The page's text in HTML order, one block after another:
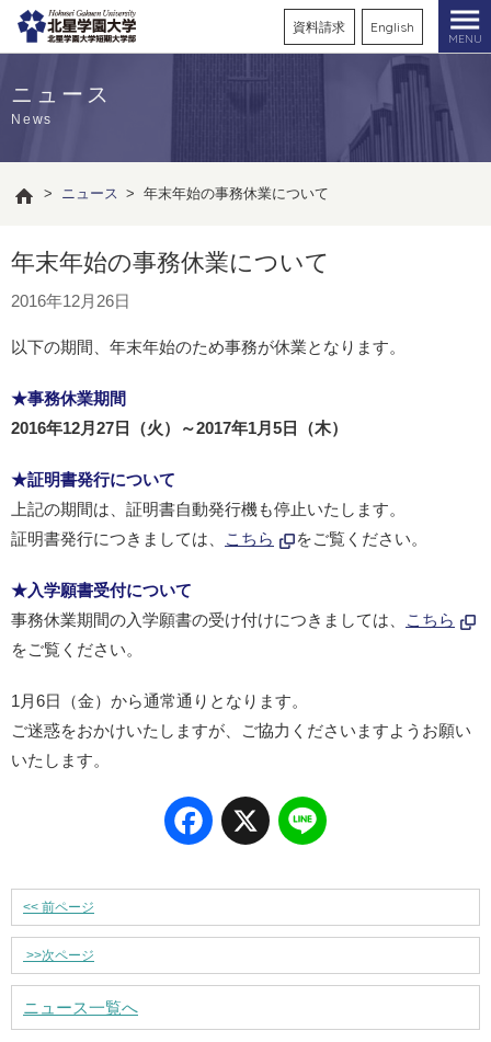
資料請求 English
MENU
ニュース
News
> ニュース > 年末年始の事務休業について
年末年始の事務休業について
2016年12月26日
以下の期間、年末年始のため事務が休業となります。
★事務休業期間
2016年12月27日（火）～2017年1月5日（木）
★証明書発行について
上記の期間は、証明書自動発行機も停止いたします。
証明書発行につきましては、
こちら をご覧ください。
★入学願書受付について
事務休業期間の入学願書の受け付けにつきましては、
こちら
をご覧ください。
1月6日（金）から通常通りとなります。
ご迷惑をおかけいたしますが、ご協力くださいますようお願い
いたします。
Facebook
X
<< 前ページ
>>次ページ
ニュース一覧へ